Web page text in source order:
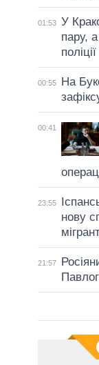
01:53 У
пару,
поліції
00:55
На
00:41
23:55
нову
21:57